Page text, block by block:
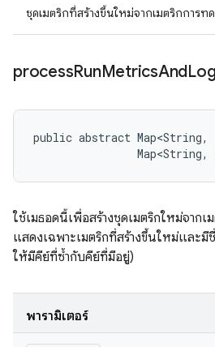
ชุดเมตริกที่สร้างขึ้นใหม่จากเมตริกการ
processRunMetricsAnd
public abstract Map<String,
                Map<String,
ใช้เมธอดนี้เพื่อสร้างชุดเมตริกใหม่จาก
แสดงเฉพาะเมตริกที่สร้างขึ้นใหม่และ
ให้มีคีย์ที่ซ้ำกับคีย์ที่มีอยู่)
พารามิเตอร์